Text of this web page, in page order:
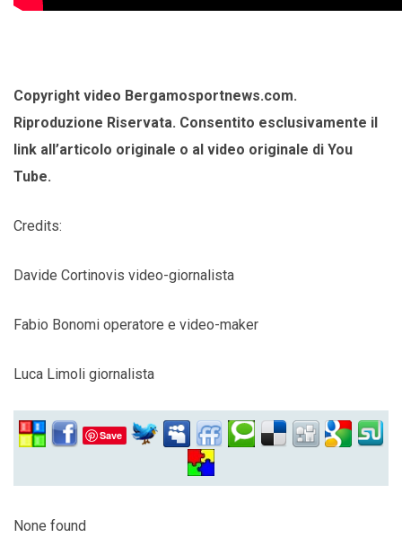
Copyright video Bergamosportnews.com.
Riproduzione Riservata. Consentito esclusivamente il
link all’articolo originale o al video originale di You
Tube.
Credits:
Davide Cortinovis video-giornalista
Fabio Bonomi operatore e video-maker
Luca Limoli giornalista
Save
None found